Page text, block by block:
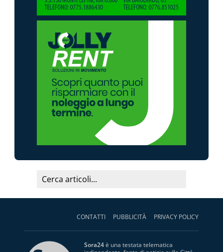
CONTATTI PUBBLICITÀ PRIVACY POLICY
Sora24è una testata telematica